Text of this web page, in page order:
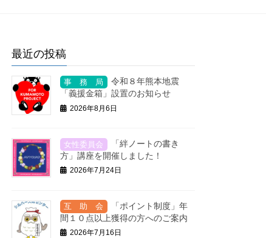
最近の投稿
令和８年熊本地震
「義援金箱」設置のお知らせ
2026年8月6日
「絆ノートの書き
方」講座を開催しました！
2026年7月24日
「ポイント制度」年
間１０点以上獲得の方へのご案内
2026年7月16日